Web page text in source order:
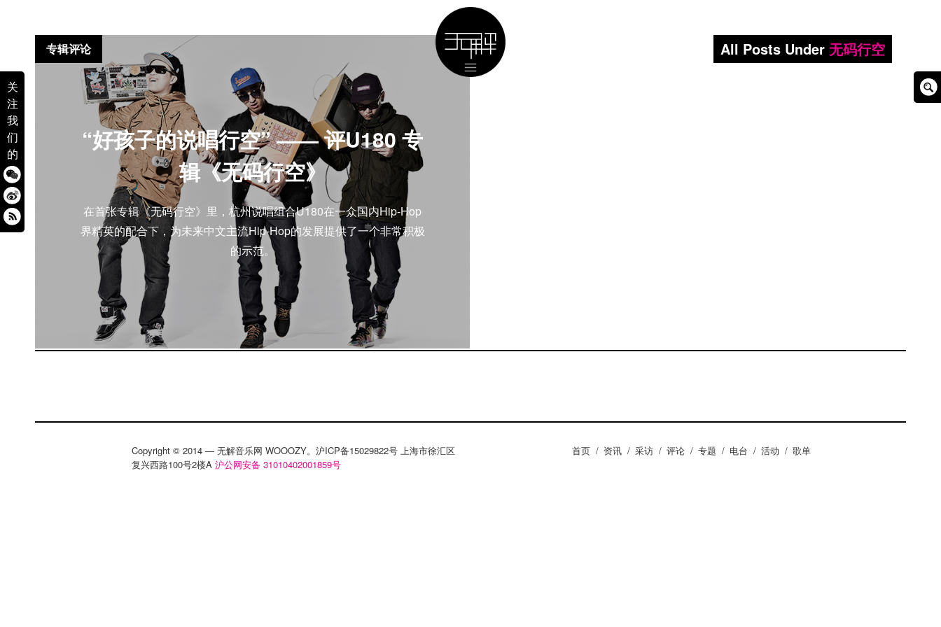
关
注
我
们
的
All Posts Under 无码行空
“好孩子的说唱行空” —— 评U180 专
辑《无码行空》
在首张专辑《无码行空》里，杭州说唱组合U180在一众国内Hip-Hop
界精英的配合下，为未来中文主流Hip-Hop的发展提供了一个非常积极
的示范。
专辑评论
Copyright © 2014 — 无解音乐网 WOOOZY。沪ICP备15029822号 上海市徐汇区
复兴西路100号2楼A 沪公网安备 31010402001859号
首页 / 资讯 / 采访 / 评论 / 专题 / 电台 / 活动 / 歌单